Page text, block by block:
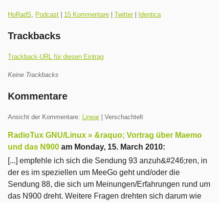
Kategorien:
HoRadS, Podcast 15 Kommentare Twitter| Identica
Trackbacks
Trackback-URL für diesen Eintrag
Keine Trackbacks
Kommentare
Ansicht der Kommentare: Linear| Verschachtelt
RadioTux GNU/Linux » &raquo; Vortrag über Maemo
und das N900 am Monday, 15. March 2010:
[...] empfehle ich sich die Sendung 93 anzuh&#246;ren, in
der es im speziellen um MeeGo geht und/oder die
Sendung 88, die sich um Meinungen/Erfahrungen rund um
das N900 dreht. Weitere Fragen drehten sich darum wie